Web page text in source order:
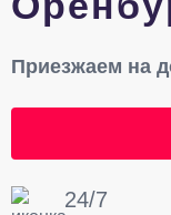
Приезжаем на
24/7